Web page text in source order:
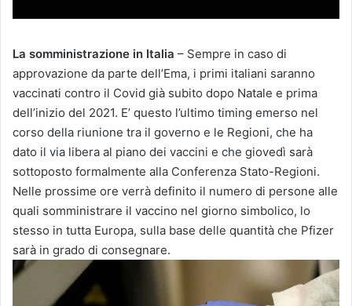
La somministrazione in Italia – Sempre in caso di
approvazione da parte dell’Ema, i primi italiani saranno
vaccinati contro il Covid già subito dopo Natale e prima
dell’inizio del 2021. E’ questo l’ultimo timing emerso nel
corso della riunione tra il governo e le Regioni, che ha
dato il via libera al piano dei vaccini e che giovedì sarà
sottoposto formalmente alla Conferenza Stato-Regioni.
Nelle prossime ore verrà definito il numero di persone alle
quali somministrare il vaccino nel giorno simbolico, lo
stesso in tutta Europa, sulla base delle quantità che Pfizer
sarà in grado di consegnare.